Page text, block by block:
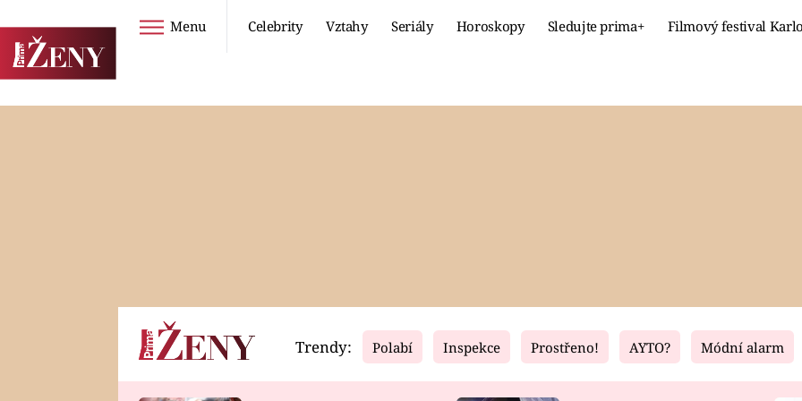
Menu Celebrity Vztahy Seriály Horoskopy Sledujte prima+ Filmový festival
Horoskopy Video Fresh Living
Trendy: Polabí Inspekce Prostřeno! AYTO? Módní alarm